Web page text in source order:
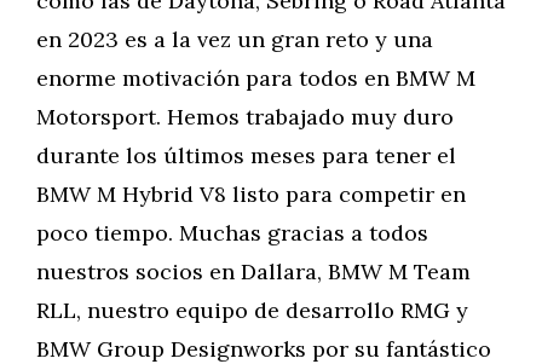
en 2023 es a la vez un gran reto y una
enorme motivación para todos en BMW M
Motorsport. Hemos trabajado muy duro
durante los últimos meses para tener el
BMW M Hybrid V8 listo para competir en
poco tiempo. Muchas gracias a todos
nuestros socios en Dallara, BMW M Team
RLL, nuestro equipo de desarrollo RMG y
BMW Group Designworks por su fantástico